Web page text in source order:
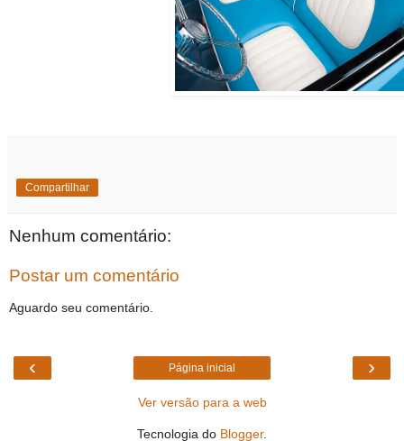
Compartilhar
Nenhum comentário:
Postar um comentário
Aguardo seu comentário.
‹ ›
Página inicial
Ver versão para a web
Tecnologia do Blogger.